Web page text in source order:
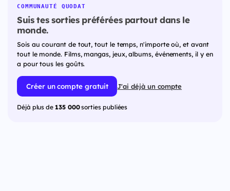
COMMUNAUTÉ QUODAT
Suis tes sorties préférées partout dans le
monde.
Sois au courant de tout, tout le temps, n'importe où, et avant
tout le monde. Films, mangas, jeux, albums, événements, il y en
a pour tous les goûts.
Créer un compte gratuit J'ai déjà un compte
Déjà plus de 135 000sorties publiées